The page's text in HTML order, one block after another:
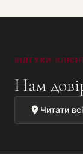
ВІДГУКИ
Нам
Читати